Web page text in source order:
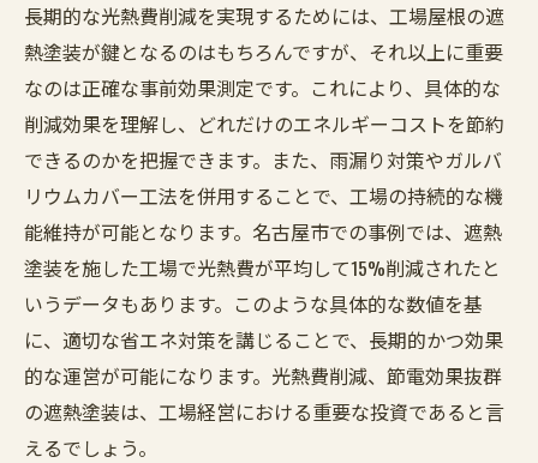
測定結果に基づく最適な塗装プランの提案
安心して施工を始めるための準備と確認
効果測定で得られる具体的なデータの活用
法
名古屋市での効果測定事例の紹介
施工後のアフターサービスとフォローアッ
プ
遮熱塗装で工場の冷房費用を見直し節電を可能
に
冷房費用を大幅に削減する遮熱塗装の効果
節電のための遮熱塗装の選び方と導入事例
長期的な光熱費削減を実現するためには、工場屋根の遮
熱塗装が鍵となるのはもちろんですが、それ以上に重要
なのは正確な事前効果測定です。これにより、具体的な
削減効果を理解し、どれだけのエネルギーコストを節約
できるのかを把握できます。また、雨漏り対策やガルバ
リウムカバー工法を併用することで、工場の持続的な機
能維持が可能となります。名古屋市での事例では、遮熱
塗装を施した工場で光熱費が平均して15%削減されたと
いうデータもあります。このような具体的な数値を基
に、適切な省エネ対策を講じることで、長期的かつ効果
的な運営が可能になります。光熱費削減、節電効果抜群
の遮熱塗装は、工場経営における重要な投資であると言
えるでしょう。